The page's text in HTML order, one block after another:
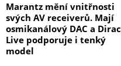
Marantz mění vnitřnosti
svých AV receiverů. Mají
osmikanálový DAC a Dirac
Live podporuje i tenký
model